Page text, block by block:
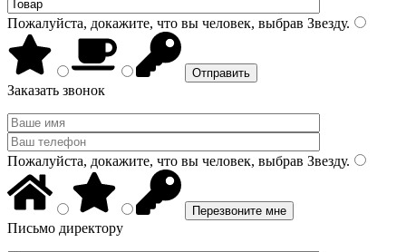
Пожалуйста, докажите, что вы человек, выбрав Звезду.
Заказать звонок
Пожалуйста, докажите, что вы человек, выбрав Звезду.
Письмо директору